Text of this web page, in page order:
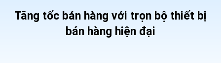
Tăng tốc bán hàng với trọn bộ thiết bị
bán hàng hiện đại